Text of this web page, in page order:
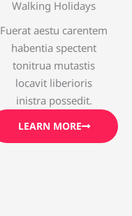
Walking Holidays
Fuerat aestu carentem
habentia spectent
tonitrua mutastis
locavit liberioris
inistra possedit.
LEARN MORE